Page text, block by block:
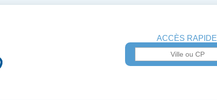
ACCÈS RAPIDE